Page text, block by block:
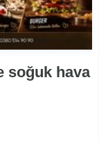
soğuk hava